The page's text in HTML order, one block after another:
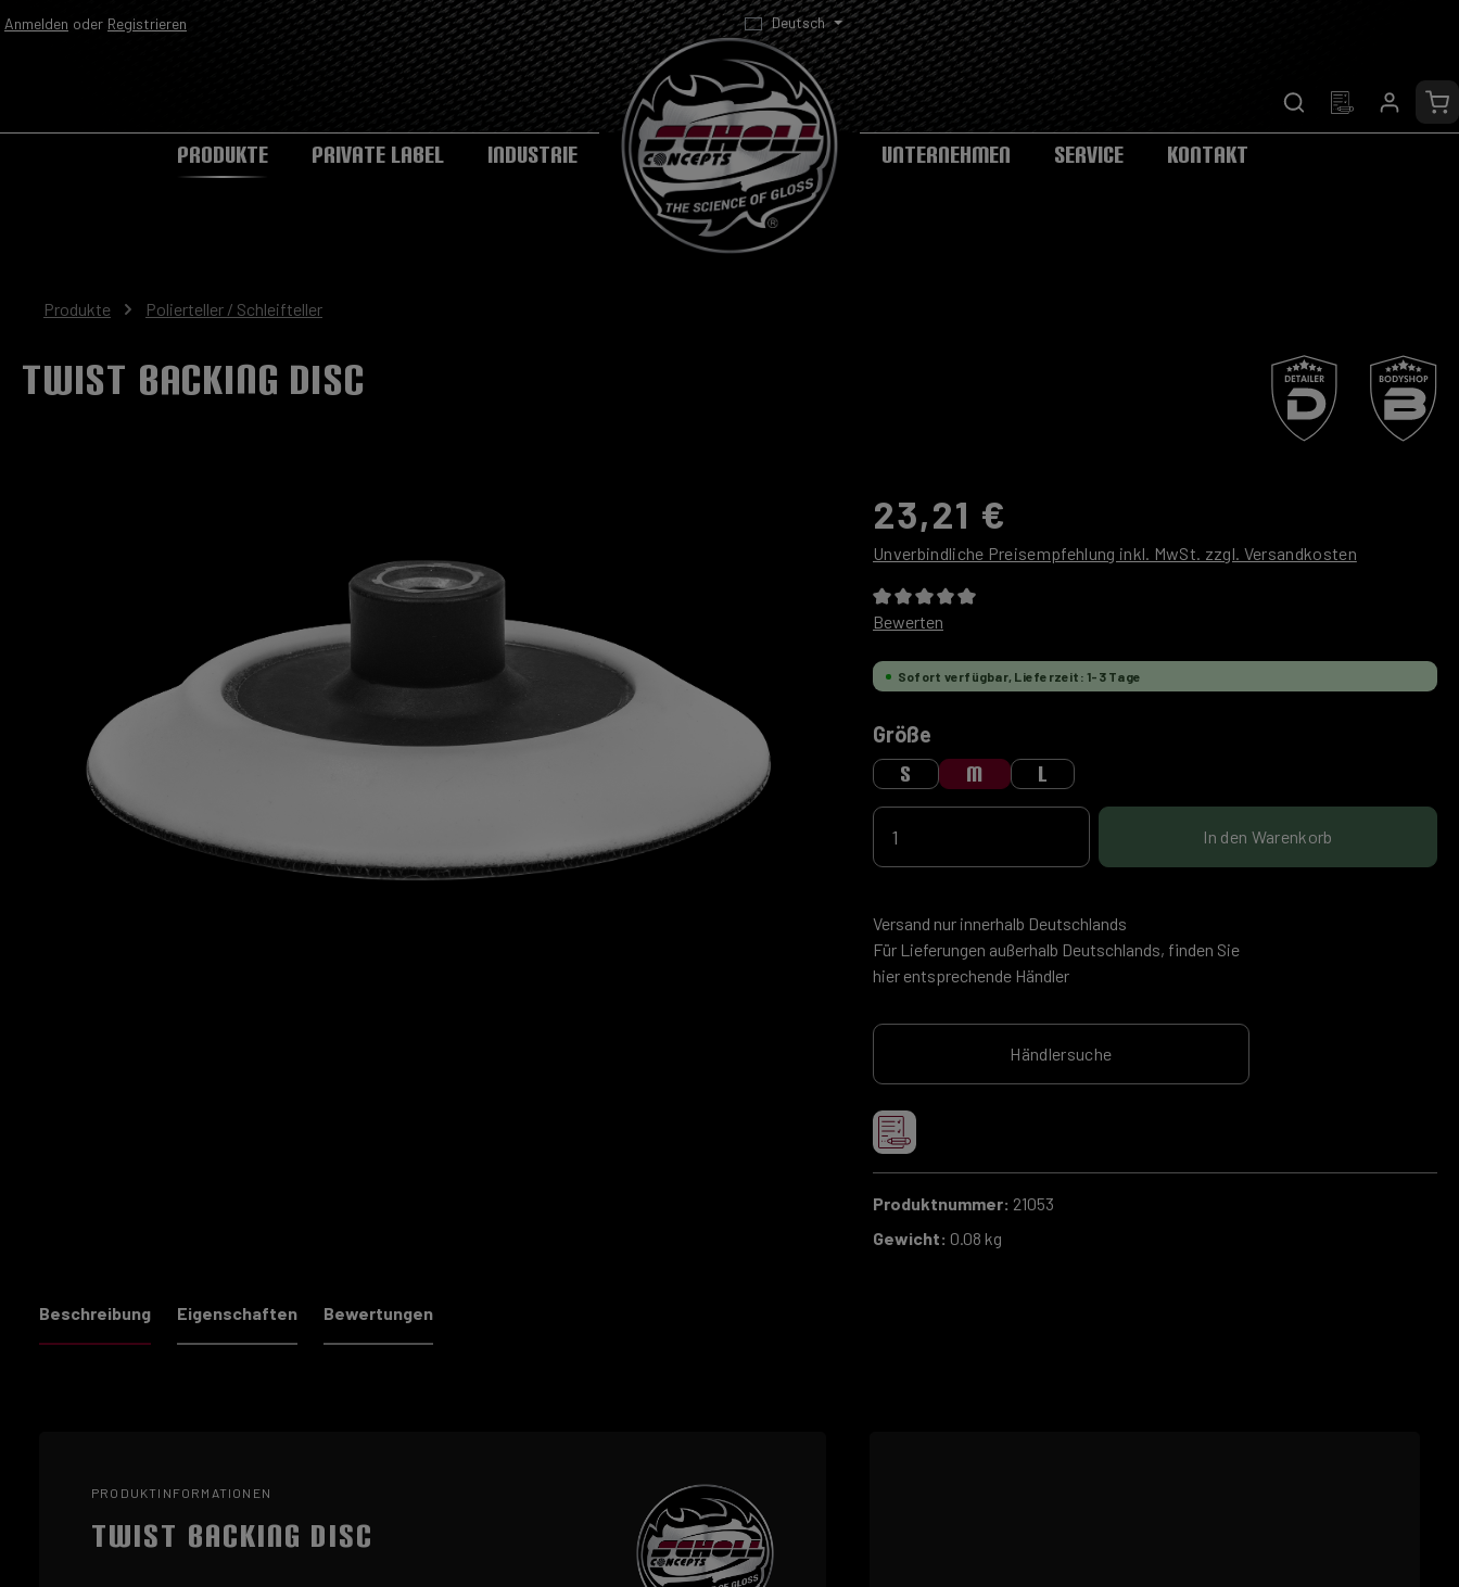
Hauptnavigation springen
Anmelden oder Registrieren Deutsch
PRODUKTE PRIVATE LABEL INDUSTRIE UNTERNEHMEN SERVICE KONTAKT
Produkte Polierteller / Schleifteller
TWIST Backing Disc
23,21 €
Unverbindliche Preisempfehlung inkl. MwSt. zzgl. Versandkosten
Durchschnittliche Bewertung von 0 von 5 Sternen
Bewerten
Sofort verfügbar, Lieferzeit: 1-3 Tage
Größe
S M L
Produkt Anzahl: Gib den gewünschten Wert ein
In den Warenkorb
Versand nur innerhalb Deutschlands
Für Lieferungen außerhalb Deutschlands, finden Sie
hier entsprechende Händler
Händlersuche
Produktnummer: 21053
Gewicht: 0.08 kg
Beschreibung Eigenschaften Bewertungen
PRODUKTINFORMATIONEN
TWIST BACKING DISC